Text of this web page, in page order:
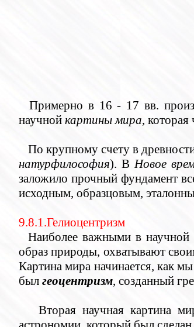
Примерно в 16 - 17 вв.
научной картины мира, которая
По крупному счету в
натурфилософия). ВНовое
заложило прочный фундамент
исходным, образцовым,
9.8.1.Гелиоцентризм
Наиболее важными в научной
образ природы, охватывают
Картина мира начинается, как
был геоцентризм, созданный
Вторая научная картина